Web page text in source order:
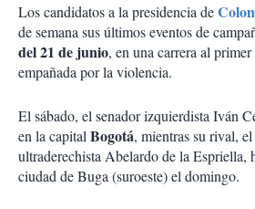
Los candidatos a la presidencia de
de semana sus últimos eventos de
del 21 de junio, en una carrera al
empañada por la violencia.
El sábado, el senador izquierdista Iván
en la capitalBogotá, mientras su rival,
ultraderechista Abelardo de la Espriella,
ciudad de Buga (suroeste) el domingo.